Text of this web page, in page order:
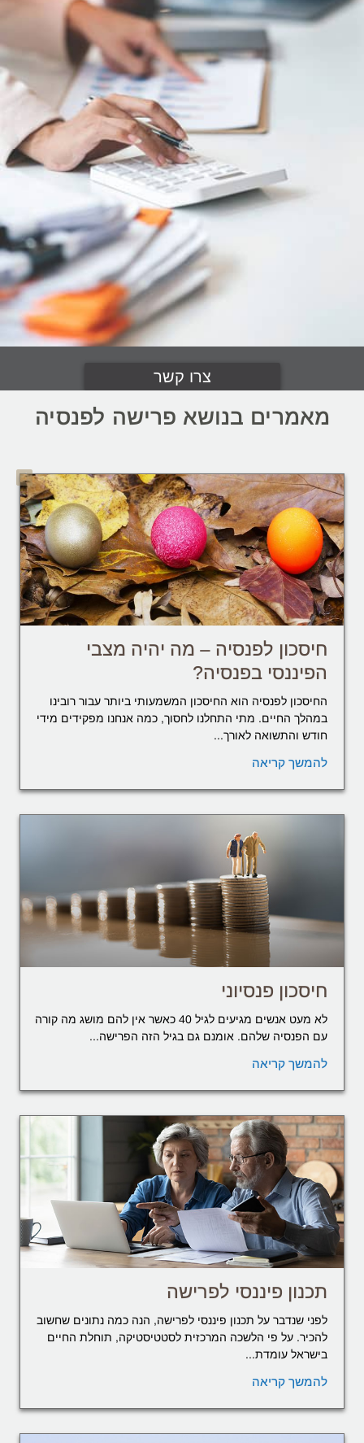
צרו קשר
מאמרים בנושא פרישה לפנסיה
חיסכון לפנסיה – מה יהיה מצבי
הפיננסי בפנסיה?
החיסכון לפנסיה הוא החיסכון המשמעותי ביותר עבור רובינו
במהלך החיים. מתי התחלנו לחסוך, כמה אנחנו מפקידים מידי
חודש והתשואה לאורך...
להמשך קריאה
חיסכון פנסיוני
לא מעט אנשים מגיעים לגיל 40 כאשר אין להם מושג מה קורה
עם הפנסיה שלהם. אומנם גם בגיל הזה הפרישה...
להמשך קריאה
תכנון פיננסי לפרישה
לפני שנדבר על תכנון פיננסי לפרישה, הנה כמה נתונים שחשוב
להכיר. על פי הלשכה המרכזית לסטטיסטיקה, תוחלת החיים
בישראל עומדת...
להמשך קריאה